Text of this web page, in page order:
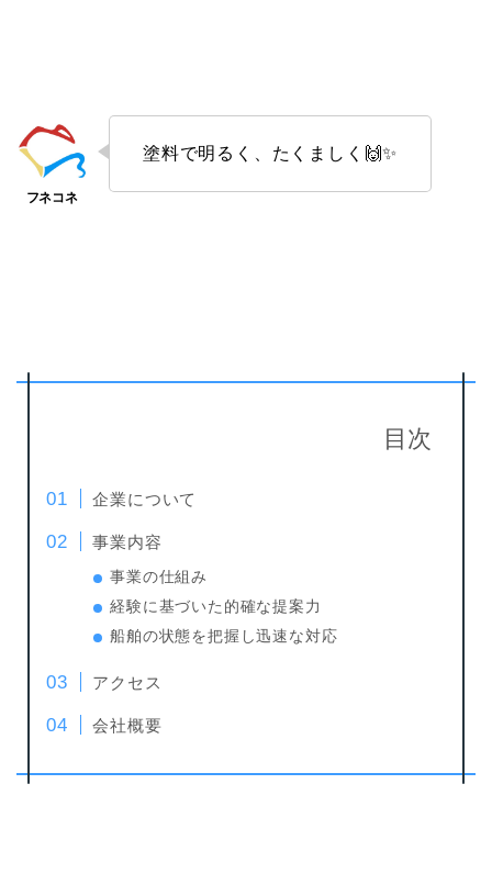
塗料で明るく、たくましく🙌✨
目次
企業について
事業内容
事業の仕組み
経験に基づいた的確な提案力
船舶の状態を把握し迅速な対応
アクセス
会社概要